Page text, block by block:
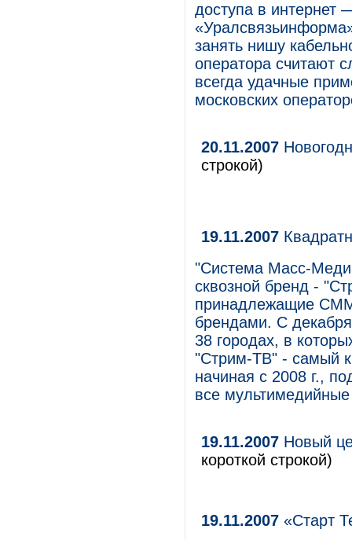
доступа в интернет
занять нишу
оператора считают
всегда удачные
московских
20.11.2007
строкой)
19.11.2007
"Система Масс-
сквозной бренд -
принадлежащие
брендами. С
38 городах, в
"Стрим-ТВ" - самый
начиная с 2008 г.,
все
19.11.2007 Новый
короткой строкой)
19.11.2007 «Старт